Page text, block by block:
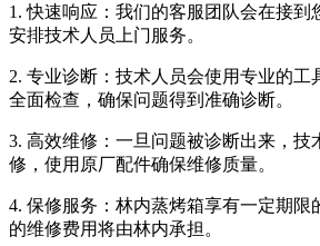
1. 快速响应：我们的客服团队会在接到
安排技术人员上门服务。
2. 专业诊断：技术人员会使用专业的工
全面检查，确保问题得到准确诊断。
3. 高效维修：一旦问题被诊断出来，技
修，使用原厂配件确保维修质量。
4. 保修服务：林内蒸烤箱享有一定期限
的维修费用将由林内承担。